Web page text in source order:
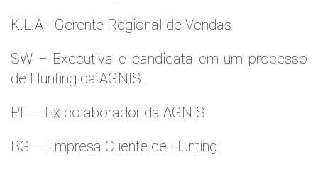
K.L.A - Gerente Regional de Vendas
SW – Executiva e candidata em um processo
de Hunting da AGNIS.
PF – Ex colaborador da AGNIS
BG – Empresa Cliente de Hunting